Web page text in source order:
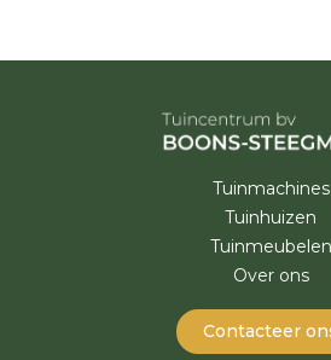
Tuinmachines
Tuinhuizen
Tuinmeubelen
Over ons
Contacteer